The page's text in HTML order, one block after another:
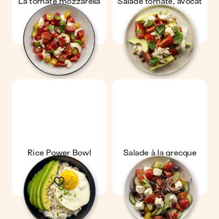
& mozza
Rice Power Bowl Salade à la grecque